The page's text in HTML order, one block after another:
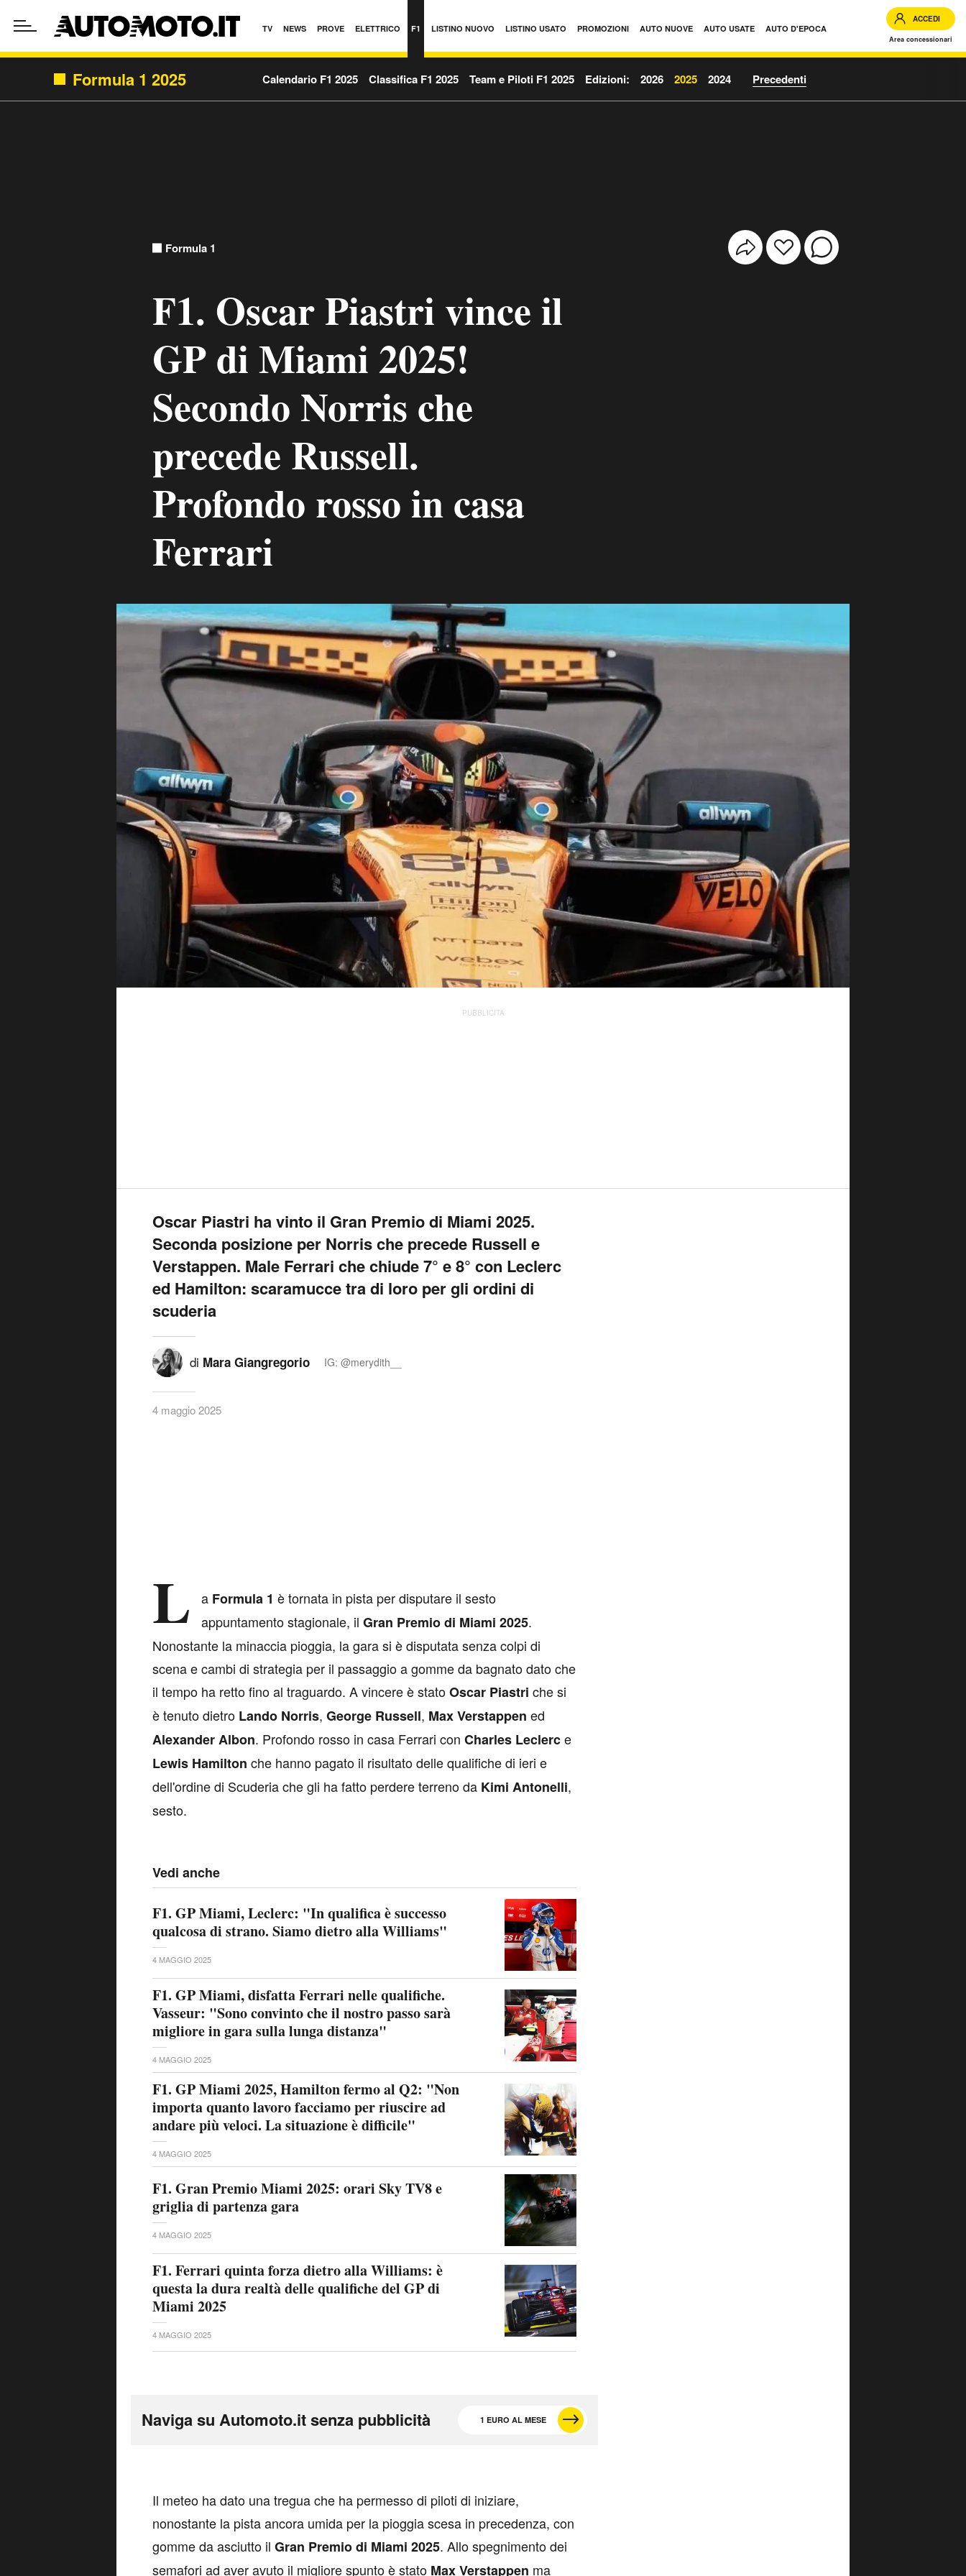
TV NEWS PROVE ELETTRICO F1 LISTINO NUOVO LISTINO USATO PROMOZIONI AUTO NUOVE AUTO USATE AUTO D'EPOCA
ACCEDI
Area concessionari
Formula 1 2025 Calendario F1 2025 Classifica F1 2025 Team e Piloti F1 2025 Edizioni: 2026 2025 2024 Precedenti
Formula 1
F1. Oscar Piastri vince il
GP di Miami 2025!
Secondo Norris che
precede Russell.
Profondo rosso in casa
Ferrari
PUBBLICITÀ
Oscar Piastri ha vinto il Gran Premio di Miami 2025.
Seconda posizione per Norris che precede Russell e
Verstappen. Male Ferrari che chiude 7° e 8° con Leclerc
ed Hamilton: scaramucce tra di loro per gli ordini di
scuderia
di Mara Giangregorio IG: @merydith__
4 maggio 2025
L a Formula 1 è tornata in pista per disputare il sesto
appuntamento stagionale, il Gran Premio di Miami 2025.
Nonostante la minaccia pioggia, la gara si è disputata senza colpi di
scena e cambi di strategia per il passaggio a gomme da bagnato dato che
il tempo ha retto fino al traguardo. A vincere è statoOscar Piastri che si
è tenuto dietro Lando Norris, George Russell, Max Verstappen ed
Alexander Albon. Profondo rosso in casa Ferrari con Charles Leclerce
Lewis Hamilton che hanno pagato il risultato delle qualifiche di ieri e
dell'ordine di Scuderia che gli ha fatto perdere terreno da Kimi Antonelli,
sesto.
Vedi anche
F1. GP Miami, Leclerc: "In qualifica è successo
qualcosa di strano. Siamo dietro alla Williams"
4 MAGGIO 2025
F1. GP Miami, disfatta Ferrari nelle qualifiche.
Vasseur: "Sono convinto che il nostro passo sarà
migliore in gara sulla lunga distanza"
4 MAGGIO 2025
F1. GP Miami 2025, Hamilton fermo al Q2: "Non
importa quanto lavoro facciamo per riuscire ad
andare più veloci. La situazione è difficile"
4 MAGGIO 2025
F1. Gran Premio Miami 2025: orari Sky TV8 e
griglia di partenza gara
4 MAGGIO 2025
F1. Ferrari quinta forza dietro alla Williams: è
questa la dura realtà delle qualifiche del GP di
Miami 2025
4 MAGGIO 2025
Naviga su Automoto.it senza pubblicità 1 EURO AL MESE
Il meteo ha dato una tregua che ha permesso di piloti di iniziare,
nonostante la pista ancora umida per la pioggia scesa in precedenza, con
gomme da asciutto il Gran Premio di Miami 2025. Allo spegnimento dei
semafori ad aver avuto il migliore spunto è stato Max Verstappen ma